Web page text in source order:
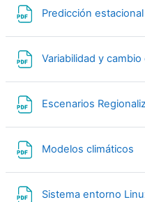
Predicción estacional
Variabilidad y cambio
Escenarios
Modelos climáticos
Sistema entorno